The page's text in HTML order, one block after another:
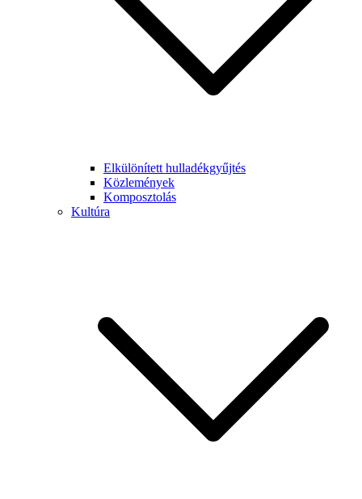
Elkülönített hulladékgyűjtés
Közlemények
Komposztolás
Kultúra